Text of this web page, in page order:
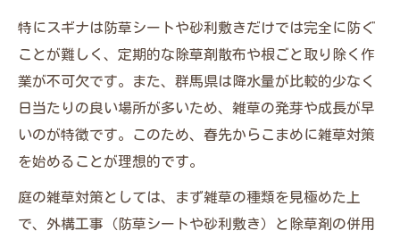
特にスギナは防草シートや砂利敷きだけでは完全に防ぐ
ことが難しく、定期的な除草剤散布や根ごと取り除く作
業が不可欠です。また、群馬県は降水量が比較的少なく
日当たりの良い場所が多いため、雑草の発芽や成長が早
いのが特徴です。このため、春先からこまめに雑草対策
を始めることが理想的です。
庭の雑草対策としては、まず雑草の種類を見極めた上
で、外構工事（防草シートや砂利敷き）と除草剤の併用